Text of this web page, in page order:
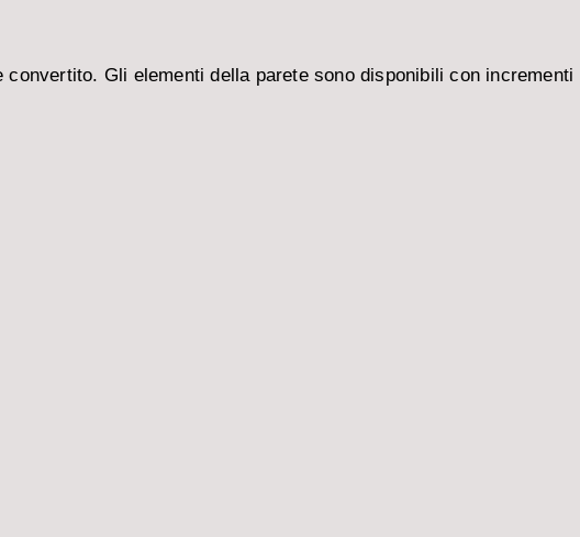
Gli elementi della parete sono disponibili con incrementi